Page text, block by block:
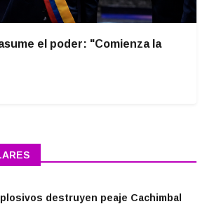
el poder: "Comienza la
destruyen peaje Cachimbal